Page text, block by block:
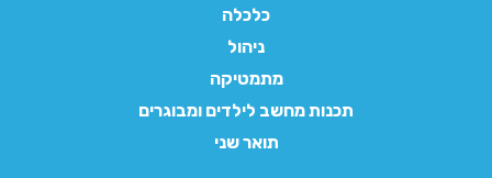
כלכלה
ניהול
מתמטיקה
תכנות מחשב לילדים ומבוגרים
תואר שני